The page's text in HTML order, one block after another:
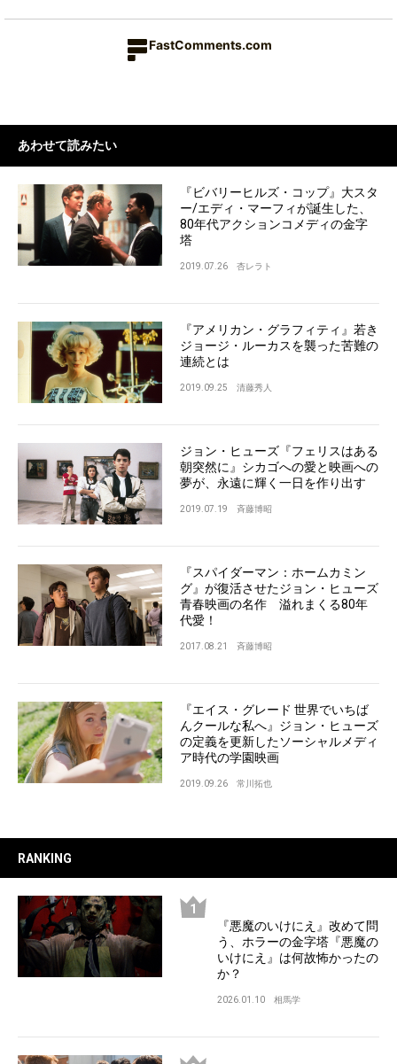
FastComments.com
あわせて読みたい
『ビバリーヒルズ・コップ』大スタ
ー/エディ・マーフィが誕生した、
80年代アクションコメディの金字
塔
2019.07.26 杏レラト
『アメリカン・グラフィティ』若き
ジョージ・ルーカスを襲った苦難の
連続とは
2019.09.25 清藤秀人
ジョン・ヒューズ『フェリスはある
朝突然に』シカゴへの愛と映画への
夢が、永遠に輝く一日を作り出す
2019.07.19 斉藤博昭
『スパイダーマン：ホームカミン
グ』が復活させたジョン・ヒューズ
青春映画の名作 溢れまくる80年
代愛！
2017.08.21 斉藤博昭
『エイス・グレード 世界でいちば
んクールな私へ』ジョン・ヒューズ
の定義を更新したソーシャルメディ
ア時代の学園映画
2019.09.26 常川拓也
RANKING
『悪魔のいけにえ』改めて問
う、ホラーの金字塔『悪魔の
いけにえ』は何故怖かったの
か？
2026.01.10 相馬学